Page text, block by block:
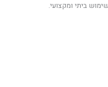
ביתי ומקצועי.